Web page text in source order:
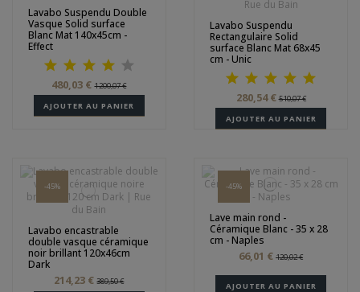
Lavabo Suspendu Double
Vasque Solid surface
Blanc Mat 140x45cm -
Effect
480,03 €1 200,07 €
AJOUTER AU PANIER
Lavabo Suspendu
Rectangulaire Solid
surface Blanc Mat 68x45
cm - Unic
280,54 €510,07 €
AJOUTER AU PANIER
-45%
Lavabo encastrable
double vasque céramique
noir brillant 120x46cm
Dark
214,23 €389,50 €
-45%
Lave main rond -
Céramique Blanc - 35 x 28
cm - Naples
66,01 €120,02 €
AJOUTER AU PANIER